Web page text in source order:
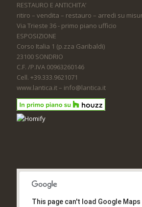
RESTAURO E ANTICHITA’
ritiro – vendita – restauro – arredi su
Via Trieste 36 - primo piano ufficio
ESPOSIZIONE
Corso Italia 1 (p.zza Garibaldi)
23100 SONDRIO
C.F. /P.IVA 00963260146
Cell. +39.333.9621071
www.lantica.it – info@lantica.it
This page can't load Google